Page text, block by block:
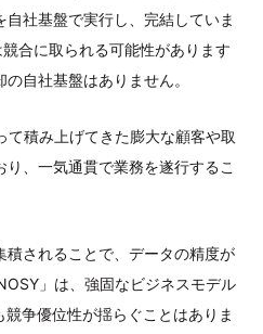
社基盤で実行し、完結していま
合に取られる可能性があります
自社基盤はありません。
て積み上げてきた膨大な顧客や取
、一気通貫で業務を遂行するこ
積されることで、データの精度が
」は、強固なビジネスモデル
争優位性が揺らぐことはありま